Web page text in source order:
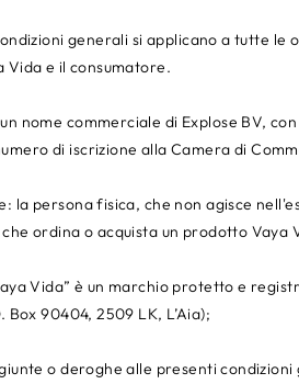
generali si applicano a tutte
Vida e il consumatore.
nome commerciale di Explose BV,
di iscrizione alla Camera di
la persona fisica, che non agisce
ordina o acquista un prodotto Vaya
Vida” è un marchio protetto e
Box 90404, 2509 LK, L’Aia);
o deroghe alle presenti